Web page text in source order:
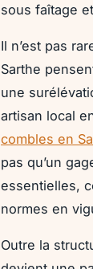
sous faîtage
Il n’est pas
Sarthe
une
artisan local
combles en
pas qu’un
essentielles,
normes en
Outre la